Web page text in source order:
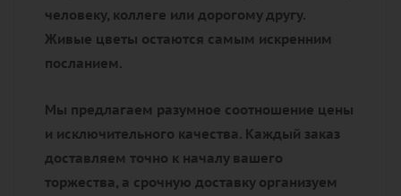
человеку, коллеге или дорогому другу.
Живые цветы остаются самым искренним
посланием.
Мы предлагаем разумное соотношение цены
и исключительного качества. Каждый заказ
доставляем точно к началу вашего
торжества, а срочную доставку организуем